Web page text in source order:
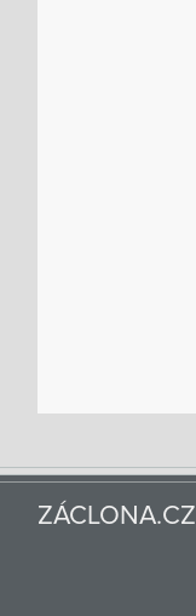
ZÁCLONA.CZ